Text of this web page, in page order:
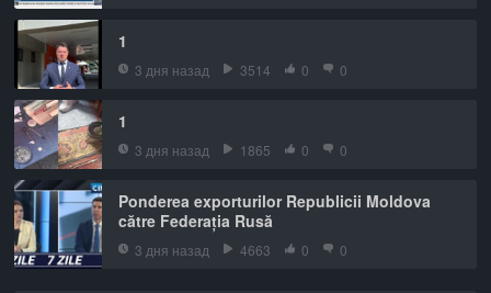
1
3 дня назад 3514 0 0
1
3 дня назад 1865 0 0
Ponderea exporturilor Republicii Moldova
către Federația Rusă
3 дня назад 4663 0 0